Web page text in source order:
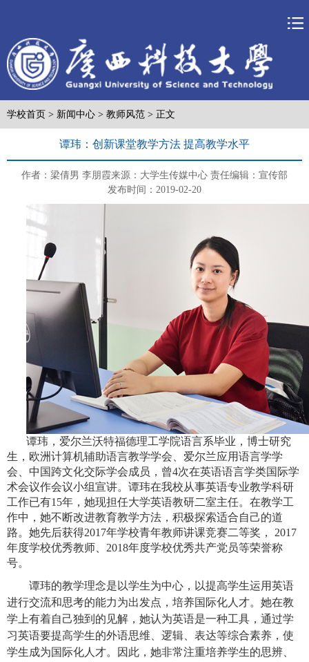
学校首页 > 新闻中心 > 教师风范 > 正文
谭玮：创新课堂教学方法 提高教学水平
作者：梁倩男 李朋霞来源：大学生传媒中心 责任编辑：宣传部
发布时间：2019-02-20
谭玮，爱尔兰沃特福德理工学院语言系毕业，博士研究
生，欧洲计算机辅助语言教学学会、爱尔兰应用语言学学
会、中国跨文化交际学会成员，曾4次在英语语言学类国际学
术会议作会议小组宣讲。谭玮在我校从事英语专业教学科研
工作已有15年，她现担任大学英语教研二室主任。在教学工
作中，她不断改进教育教学方法，积极探索适合自己的道
路。她先后获得2017年学校青年教师讲课竞赛二等奖， 2017
年度学校优秀教师、2018年度学校优秀共产党员等荣誉称
号。
谭玮的教学理念是以学生为中心，以提高学生运用英语
进行交流和思考的能力为出发点，培养国际化人才。她在教
学上有着自己独到的见解，她认为英语是一种工具，通过学
习英语要提高学生的外语思维、逻辑、表达等综合素养，使
学生成为国际化人才。因此，她非常注重培养学生的思辨、